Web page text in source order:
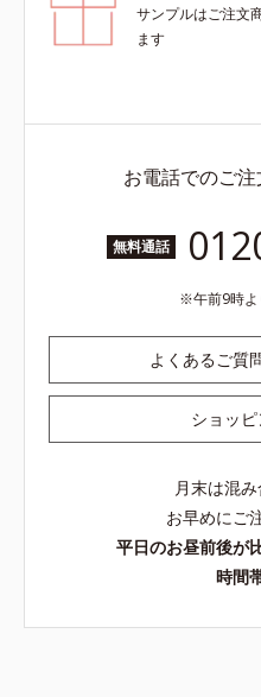
サンプルはご注文
ます
お電話でのご
無料通話
午前9時
よくあるご質
ショッ
月末は混
お早めにご
平日のお昼前後が
時間